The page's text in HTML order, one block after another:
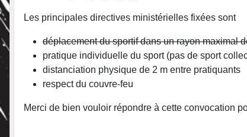
Les principales directives ministérielles fixées sont
déplacement du sportif dans un rayon maximal
pratique individuelle du sport (pas de sport
distanciation physique de 2 m entre pratiquants
respect du couvre-feu
Merci de bien vouloir répondre à cette convocation